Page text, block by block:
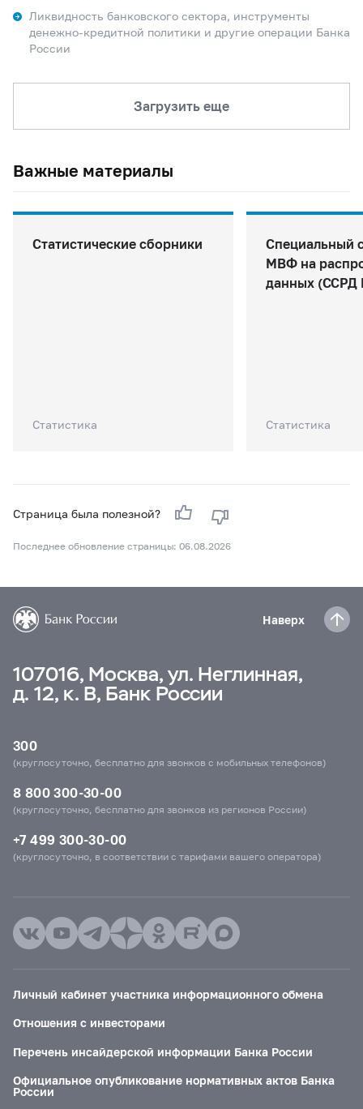
Ликвидность банковского сектора, инструменты
денежно-кредитной политики и другие операции Банка
России
Загрузить еще
Важные материалы
Статистические сборники
Статистика
Специальный
МВФ на
данных
Статистика
Страница была полезной?
Последнее обновление страницы: 06.08.2026
Наверх
107016, Москва, ул. Неглинная,
д. 12, к. В, Банк России
300
(круглосуточно, бесплатно для звонков с мобильных телефонов)
8 800 300-30-00
(круглосуточно, бесплатно для звонков из регионов России)
+7 499 300-30-00
(круглосуточно, в соответствии с тарифами вашего оператора)
Личный кабинет участника информационного обмена
Отношения с инвесторами
Перечень инсайдерской информации Банка России
Официальное опубликование нормативных актов Банка
России